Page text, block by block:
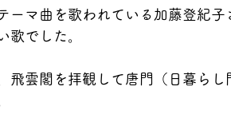
ーマ曲を歌われている加藤登紀
歌でした。
飛雲閣を拝観して唐門（日暮ら